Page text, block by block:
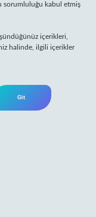
sorumluluğu kabul etmiş
içerikleri,
halinde, ilgili içerikler